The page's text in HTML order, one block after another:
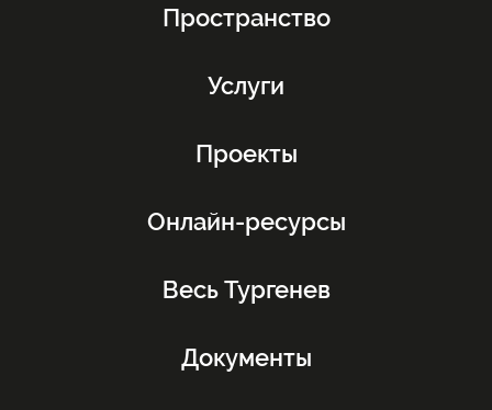
Пространство
Услуги
Проекты
Онлайн-ресурсы
Весь Тургенев
Документы